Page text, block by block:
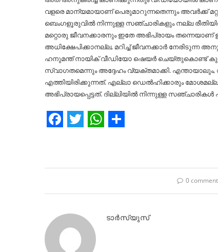
വളരെ മാന്യമായാണ് പെരുമാറുന്നതെന്നും അവർക്ക്
ബെംഗളൂരുവില്‍ നിന്നുള്ള സഞ്ചാരികളും നല്ല
മറ്റൊരു ജീവനക്കാരനും ഇതേ അഭിപ്രായം
അധിക്ഷേപിക്കാനല്ല, മറിച്ച്‌ ജീവനക്കാർ
ഹനുമന്ത് നായിക് വീഡിയോ ഷെയർ ചെയ്തുകൊണ്ട്
സ്വാഗതമെന്നും അദ്ദേഹം വ്യക്തമാക്കി. എന്തായാലും,
എത്തിയിരിക്കുന്നത്. എല്ലാ ഡെല്‍ഹിക്കാരും
അഭിപ്രായപ്പെട്ടത്. ദില്ലിയില്‍ നിന്നുള്ള
0 comment
ടാർസ്യുസ്